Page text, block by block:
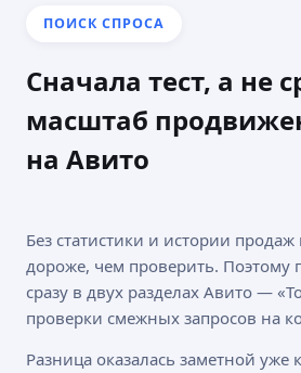
ПОИСК СПРОСА
Сначала тест, а не
масштаб
на Авито
Без статистики и истории
дороже, чем проверить. Поэтому
сразу в двух разделах Авито —
проверки смежных запросов на
Разница оказалась заметной